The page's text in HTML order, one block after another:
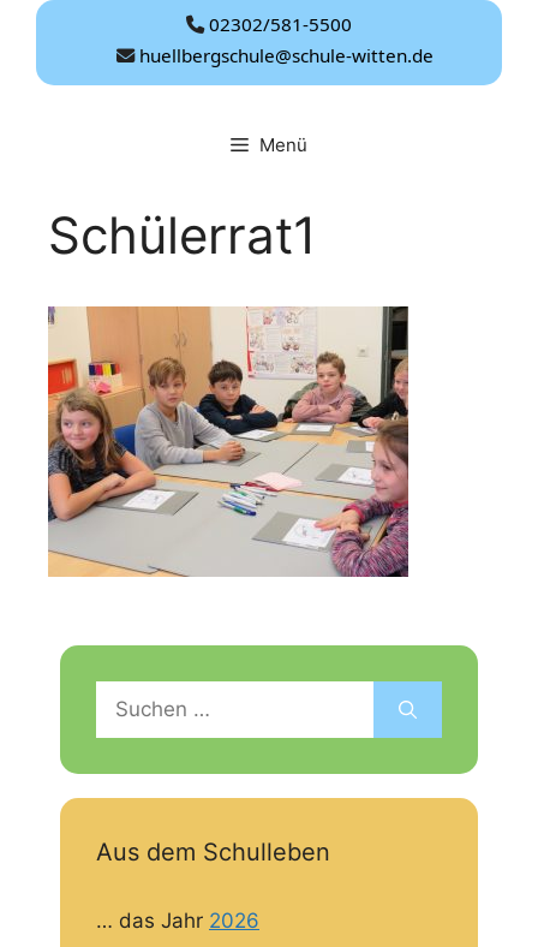
Zum
springen
02302/581-5500
huellbergschule@schule-witten.de
Menü
Schülerrat1
Suchen
nach:
Aus dem Schulleben
… das Jahr 2026